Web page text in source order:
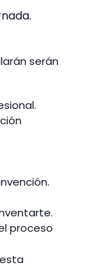
serán
proceso